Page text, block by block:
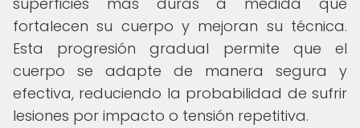
fortalecen su cuerpo y mejoran su técnica.
Esta progresión gradual permite que el
cuerpo se adapte de manera segura y
efectiva, reduciendo la probabilidad de sufrir
lesiones por impacto o tensión repetitiva.